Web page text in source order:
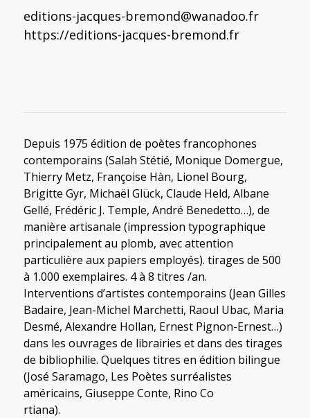
editions-jacques-bremond@wanadoo.fr
https://editions-jacques-bremond.fr
Depuis 1975 édition de poètes francophones
contemporains (Salah Stétié, Monique Domergue,
Thierry Metz, Françoise Hàn, Lionel Bourg,
Brigitte Gyr, Michaël Glück, Claude Held, Albane
Gellé, Frédéric J. Temple, André Benedetto…), de
manière artisanale (impression typographique
principalement au plomb, avec attention
particulière aux papiers employés). tirages de 500
à 1.000 exemplaires. 4 à 8 titres /an.
Interventions d’artistes contemporains (Jean Gilles
Badaire, Jean-Michel Marchetti, Raoul Ubac, Maria
Desmé, Alexandre Hollan, Ernest Pignon-Ernest…)
dans les ouvrages de librairies et dans des tirages
de bibliophilie. Quelques titres en édition bilingue
(José Saramago, Les Poètes surréalistes
américains, Giuseppe Conte, Rino Co
rtiana).